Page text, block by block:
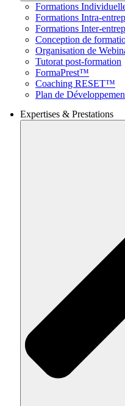
Formations
Formations Intra-
Formations Inter-
Conception de
Organisation de
Tutorat post-formation
FormaPrest™
Coaching RESET™
Plan de
Expertises & Prestations